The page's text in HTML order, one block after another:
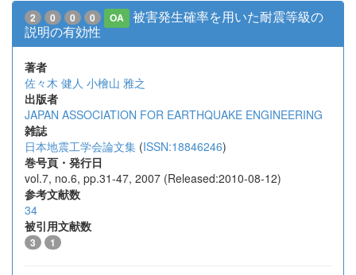
2 0 0 0 OA
被害発生確率を用いた耐震等級の
説明の有効性
著者
佐々木 健人 小檜山 雅之
出版者
JAPAN ASSOCIATION FOR EARTHQUAKE ENGINEERING
雑誌
日本地震工学会論文集 (ISSN:18846246)
巻号頁・発行日
vol.7, no.6, pp.31-47, 2007 (Released:2010-08-12)
参考文献数
34
被引用文献数
3 1